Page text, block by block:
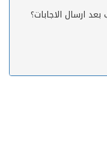
ارسال الاجابات؟